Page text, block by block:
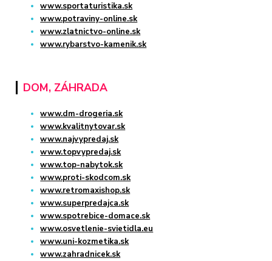
www.sportaturistika.sk
www.potraviny-online.sk
www.zlatnictvo-online.sk
www.rybarstvo-kamenik.sk
DOM, ZÁHRADA
www.dm-drogeria.sk
www.kvalitnytovar.sk
www.najvypredaj.sk
www.topvypredaj.sk
www.top-nabytok.sk
www.proti-skodcom.sk
www.retromaxishop.sk
www.superpredajca.sk
www.spotrebice-domace.sk
www.osvetlenie-svietidla.eu
www.uni-kozmetika.sk
www.zahradnicek.sk